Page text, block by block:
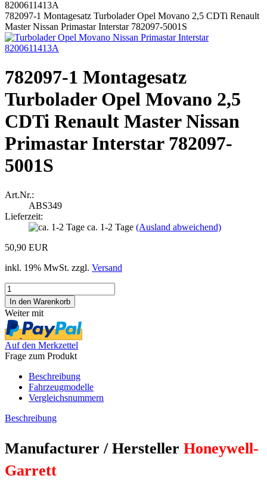
782097-1 Montagesatz Turbolader Opel Movano 2,5 CDTi Renault
Master Nissan Primastar Interstar 782097-5001S
782097-1 Montagesatz
Turbolader Opel Movano 2,5
CDTi Renault Master Nissan
Primastar Interstar 782097-
5001S
Art.Nr.:
ABS349
Lieferzeit:
ca. 1-2 Tage (Ausland abweichend)
50,90 EUR
inkl. 19% MwSt. zzgl. Versand
Weiter mit
Auf den Merkzettel
Frage zum Produkt
Beschreibung
Fahrzeugmodelle
Vergleichsnummern
Beschreibung
Manufacturer / Hersteller Honeywell-
Garrett